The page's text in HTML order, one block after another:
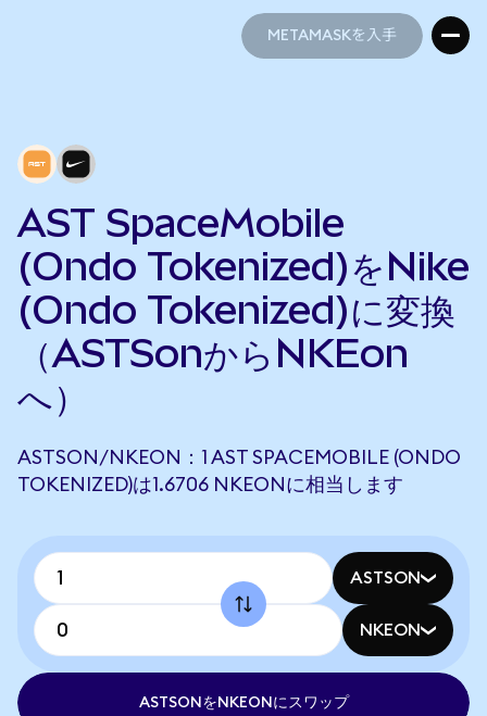
METAMASKを入手
AST SpaceMobile
(Ondo Tokenized)をNike
(Ondo Tokenized)に変換
（ASTSonからNKEon
へ）
ASTSON/NKEON：1 AST SPACEMOBILE (ONDO
TOKENIZED)は1.6706 NKEONに相当します
ASTSON
NKEON
ASTSONをNKEONにスワップ